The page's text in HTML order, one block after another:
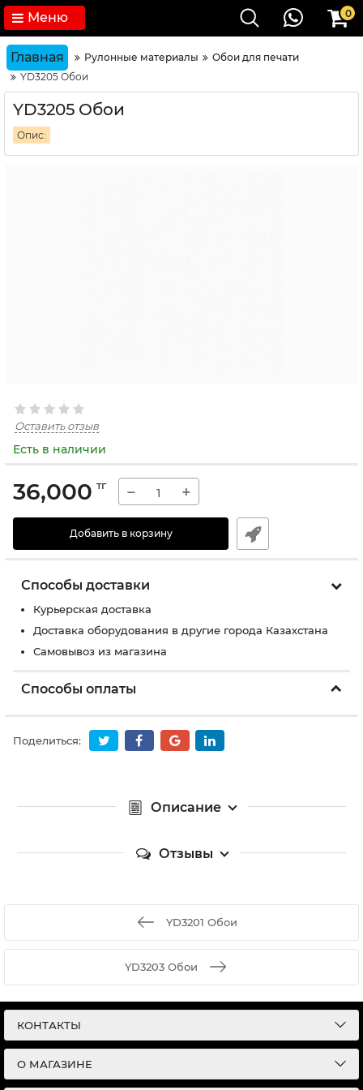
Меню 0
Главная Рулонные материалы
Обои для печати
YD3205 Обои
YD3205 Обои
Опис:
Оставить отзыв
Есть в наличии
36,000 тг − +
Добавить в корзину
Способы доставки
Курьерская доставка
Доставка оборудования в другие города Казахстана
Самовывоз из магазина
Способы оплаты
Поделиться:
Описание
Отзывы
YD3201 Обои
YD3203 Обои
КОНТАКТЫ
О МАГАЗИНЕ